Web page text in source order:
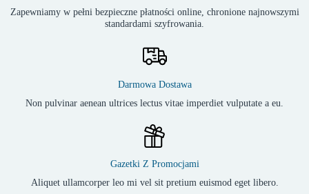
Zapewniamy w pełni bezpieczne płatności online, chronione najnowszymi
standardami szyfrowania.
Darmowa Dostawa
Non pulvinar aenean ultrices lectus vitae imperdiet vulputate a eu.
Gazetki Z Promocjami
Aliquet ullamcorper leo mi vel sit pretium euismod eget libero.